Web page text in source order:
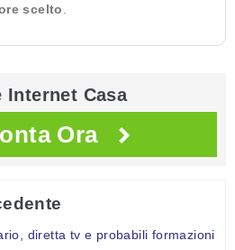
scelto
Internet Casa
Ora
diretta tv e probabili formazioni